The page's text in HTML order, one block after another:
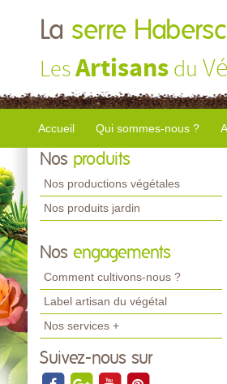
La serre
LesArtisans du
Accueil Qui sommes-nous ?
Nos produits
Nos productions végétales
Nos produits jardin
Nos engagements
Comment cultivons-nous ?
Label artisan du végétal
Nos services +
Suivez-nous sur